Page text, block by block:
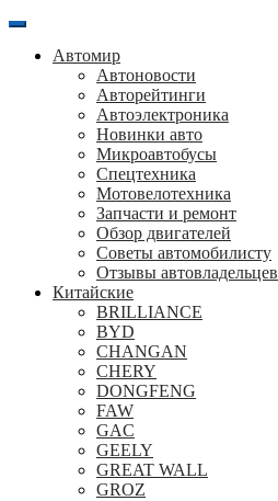
Перейти
содержанию
Автомир
Автоновости
Авторейтинги
Автоэлектроника
Новинки авто
Микроавтобусы
Спецтехника
Мотовелотехника
Запчасти и ремонт
Обзор двигателей
Советы автомобилисту
Отзывы автовладельцев
Китайские
BRILLIANCE
BYD
CHANGAN
CHERY
DONGFENG
FAW
GAC
GEELY
GREAT WALL
GROZ